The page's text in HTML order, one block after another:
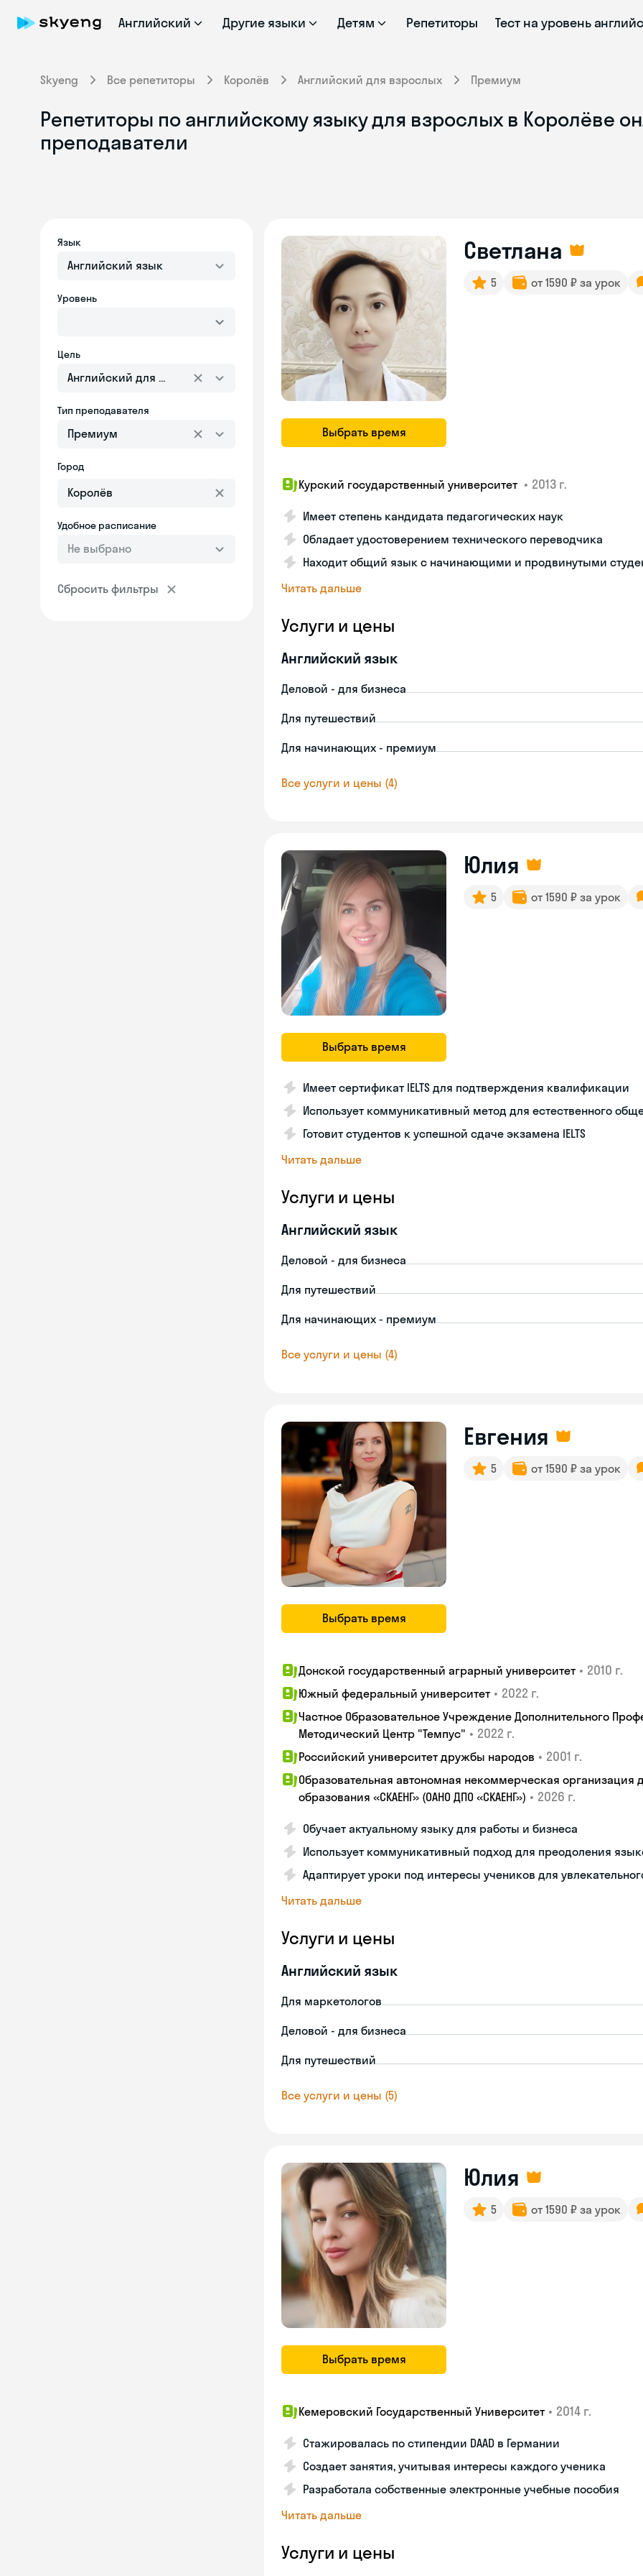
Английский Другие языки Детям Репетиторы Тест на уровень
Skyeng Все репетиторы Королёв Английский для взрослых Премиум
Репетиторы по английскому языку для взрослых в Королёве
преподаватели
Язык
Английский язык
Уровень
Цель
Английский для взрослых
Тип преподавателя
Премиум
Город
Удобное расписание
Не выбрано
Сбросить фильтры
Выбрать время
Светлана
5 от 1590 ₽ за урок
Курский государственный университет • 2013 г.
Имеет степень кандидата педагогических наук
Обладает удостоверением технического переводчика
Находит общий язык с начинающими и продвинутыми
Читать дальше
Услуги и цены
Английский язык
Деловой - для бизнеса
Для путешествий
Для начинающих - премиум
Все услуги и цены (4)
Выбрать время
Юлия
5 от 1590 ₽ за урок
Имеет сертификат IELTS для подтверждения квалификации
Использует коммуникативный метод для естественного
Готовит студентов к успешной сдаче экзамена IELTS
Читать дальше
Услуги и цены
Английский язык
Деловой - для бизнеса
Для путешествий
Для начинающих - премиум
Все услуги и цены (4)
Выбрать время
Евгения
5 от 1590 ₽ за урок
Донской государственный аграрный университет • 2010 г.
Южный федеральный университет • 2022 г.
Частное Образовательное Учреждение Дополнительного
Методический Центр "Темпус" • 2022 г.
Российский университет дружбы народов • 2001 г.
Образовательная автономная некоммерческая организация
образования «СКАЕНГ» (ОАНО ДПО «СКАЕНГ») • 2026 г.
Обучает актуальному языку для работы и бизнеса
Использует коммуникативный подход для преодоления
Адаптирует уроки под интересы учеников для
Читать дальше
Услуги и цены
Английский язык
Для маркетологов
Деловой - для бизнеса
Для путешествий
Все услуги и цены (5)
Выбрать время
Юлия
5 от 1590 ₽ за урок
Кемеровский Государственный Университет • 2014 г.
Стажировалась по стипендии DAAD в Германии
Создает занятия, учитывая интересы каждого ученика
Разработала собственные электронные учебные пособия
Читать дальше
Услуги и цены